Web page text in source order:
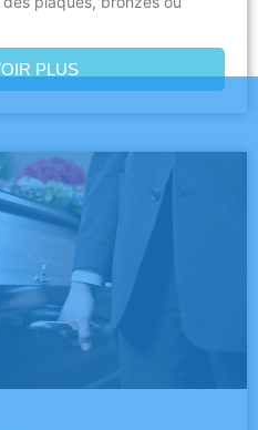
PLUS